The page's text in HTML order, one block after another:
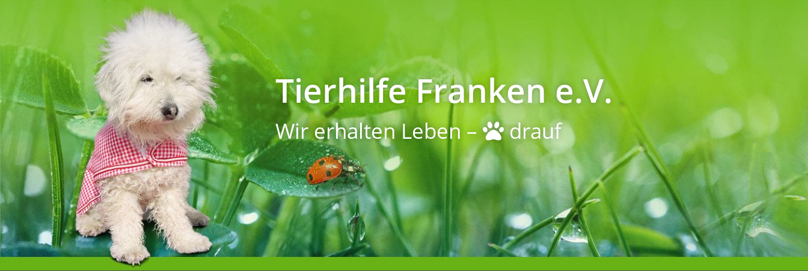
Tierhilfe Franken e.V.
Wir erhalten Leben – drauf